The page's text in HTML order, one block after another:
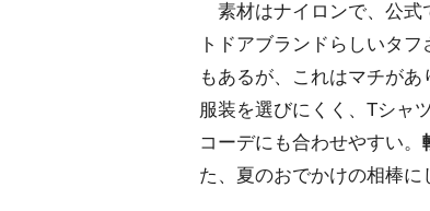
素材はナイロンで、公式
トドアブランドらしいタ
もあるが、これはマチが
服装を選びにくく、Tシャ
コーデにも合わせやすい。
た、夏のおでかけの相棒に